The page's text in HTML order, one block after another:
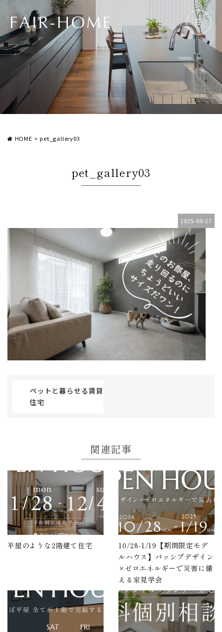
HOME >pet_gallery03
pet_gallery03
2025-08-27
ペットと暮らせる賃貸
住宅
関連記事
平屋のような2階建て住宅
10/28-1/19【期間限定モデ
ルハウス】パッシブデザイン
×ゼロエネルギーで災害に備
える家見学会